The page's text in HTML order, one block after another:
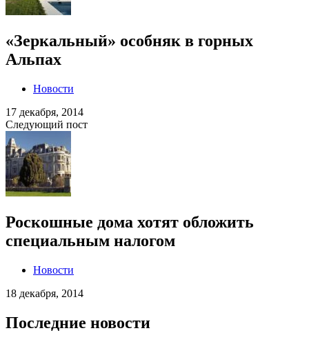
«Зеркальный» особняк в горных
Альпах
Новости
17 декабря, 2014
Следующий пост
Роскошные дома хотят обложить
специальным налогом
Новости
18 декабря, 2014
Последние новости